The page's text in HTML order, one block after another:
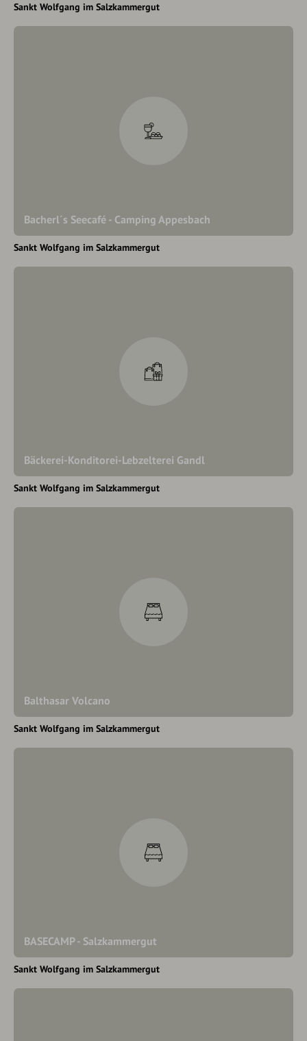
Sankt Wolfgang im Salzkammergut
Bacherl´s Seecafé - Camping Appesbach
Sankt Wolfgang im Salzkammergut
Bäckerei-Konditorei-Lebzelterei Gandl
Sankt Wolfgang im Salzkammergut
Balthasar Volcano
Sankt Wolfgang im Salzkammergut
BASECAMP - Salzkammergut
Sankt Wolfgang im Salzkammergut